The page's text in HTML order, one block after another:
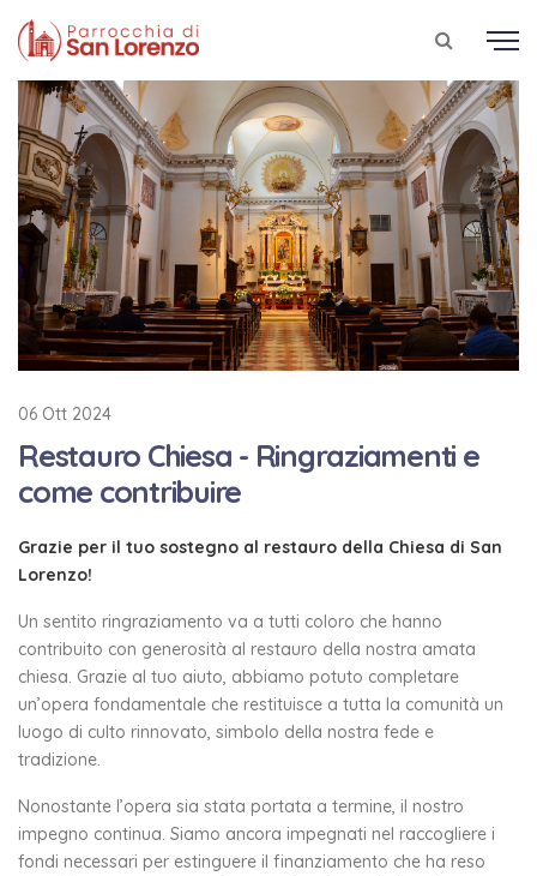
06 Ott 2024
Restauro Chiesa - Ringraziamenti e
come contribuire
Grazie per il tuo sostegno al restauro della Chiesa di San
Lorenzo!
Un sentito ringraziamento va a tutti coloro che hanno
contribuito con generosità al restauro della nostra amata
chiesa. Grazie al tuo aiuto, abbiamo potuto completare
un’opera fondamentale che restituisce a tutta la comunità un
luogo di culto rinnovato, simbolo della nostra fede e
tradizione.
Nonostante l’opera sia stata portata a termine, il nostro
impegno continua. Siamo ancora impegnati nel raccogliere i
fondi necessari per estinguere il finanziamento che ha reso